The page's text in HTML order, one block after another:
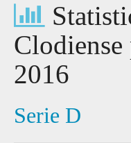
Clodiense
2016
Serie D